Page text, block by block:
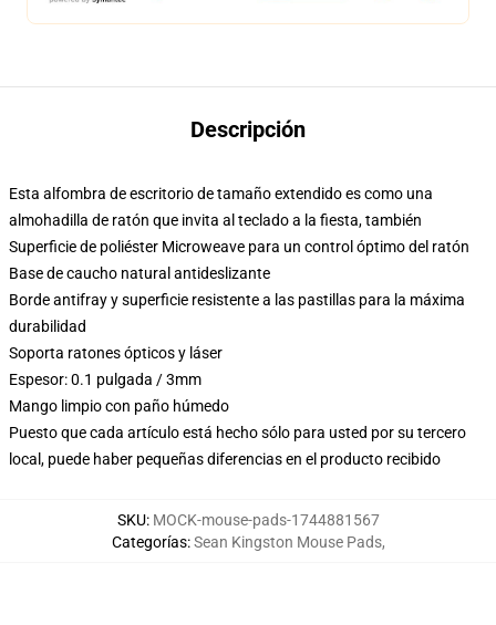
Descripción
Esta alfombra de escritorio de tamaño extendido es como una
almohadilla de ratón que invita al teclado a la fiesta, también
Superficie de poliéster Microweave para un control óptimo del ratón
Base de caucho natural antideslizante
Borde antifray y superficie resistente a las pastillas para la máxima
durabilidad
Soporta ratones ópticos y láser
Espesor: 0.1 pulgada / 3mm
Mango limpio con paño húmedo
Puesto que cada artículo está hecho sólo para usted por su tercero
local, puede haber pequeñas diferencias en el producto recibido
SKU: MOCK-mouse-pads-1744881567
Categorías:Sean Kingston Mouse Pads,